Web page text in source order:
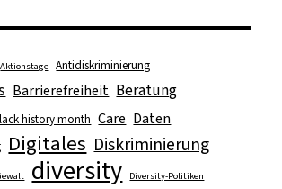
Aktionstage Antidiskriminierung
Barrierefreiheit Beratung
history month Care Daten
Digitales Diskriminierung
diversity Diversity-Politiken